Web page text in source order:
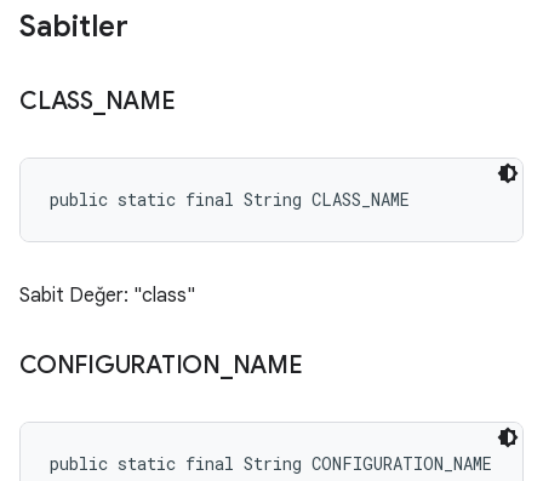
Sabitler
CLASS_ NAME
public static final String CLASS_NAME
Sabit Değer: "class"
CONFIGURATION NAME
public static final String CONFIGURATION_NAME